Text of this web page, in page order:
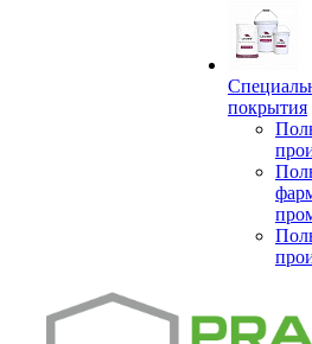
покрытия